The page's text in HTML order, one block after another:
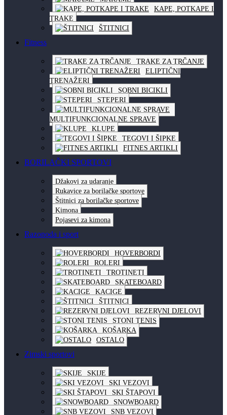
KAPE, POTKAPE I
TRAKE
ŠTITNICI
Fitness
TRAKE ZA TRČANJE
ELIPTIČNI
TRENAŽERI
SOBNI BICIKLI
STEPERI
MULTIFUNKCIONALNE SPRAVE
KLUPE
TEGOVI I ŠIPKE
FITNES ARTIKLI
BORILAČKI SPORTOVI
Džakovi za udaranje
Rukavice za borilačke sportove
Štitnici za borilačke sportove
Kimona
Pojasevi za kimona
Razonoda i sport
HOVERBORDI
ROLERI
TROTINETI
SKATEBOARD
KACIGE
ŠTITNICI
REZERVNI DJELOVI
STONI TENIS
KOŠARKA
OSTALO
Zimski sportovi
SKIJE
SKI VEZOVI
SKI ŠTAPOVI
SNOWBOARD
SNB VEZOVI